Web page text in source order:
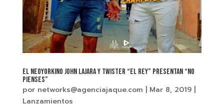
EL NEOYORKINO JOHN LAJARA Y TWISTER “EL REY” PRESENTAN “NO
PIENSES”
por networks@agenciajaque.com | Mar 8, 2019|
Lanzamientos